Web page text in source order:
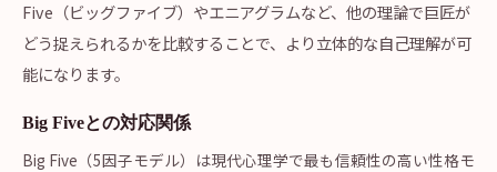
Five（ビッグファイブ）やエニアグラムなど、他の理論で巨匠が
どう捉えられるかを比較することで、より立体的な自己理解が可
能になります。
Big Fiveとの対応関係
Big Five（5因子モデル）は現代心理学で最も信頼性の高い性格モ